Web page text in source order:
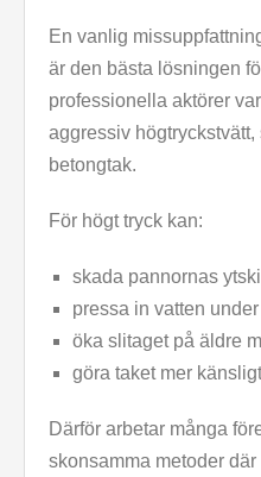
En vanlig
är den bästa lösningen
professionella aktörer
aggressiv
betongtak.
För högt tryck kan:
skada pannornas
pressa in vatten
öka slitaget på äldre
göra taket mer
Därför arbetar många
skonsamma metoder